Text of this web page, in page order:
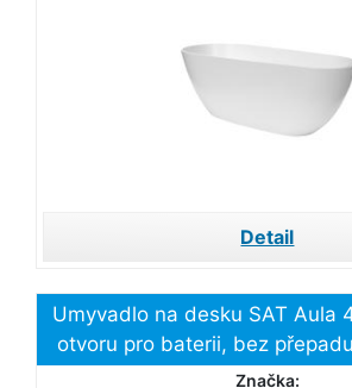
Detail
Umyvadlo na desku SAT Aula
otvoru pro baterii, bez
Značka: